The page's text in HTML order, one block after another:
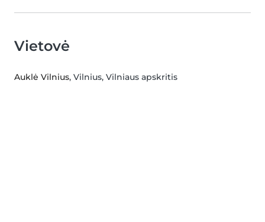
Vietovė
Auklė Vilnius, Vilnius, Vilniaus apskritis